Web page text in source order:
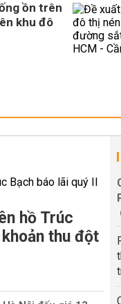
ồn trên
khu đô
hồ Trúc
thu đột